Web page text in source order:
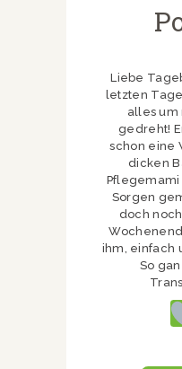
Liebe
letzten
alles um
gedreht!
schon eine
dicken
Pflegemami
Sorgen
doch
ihm, einfach
So